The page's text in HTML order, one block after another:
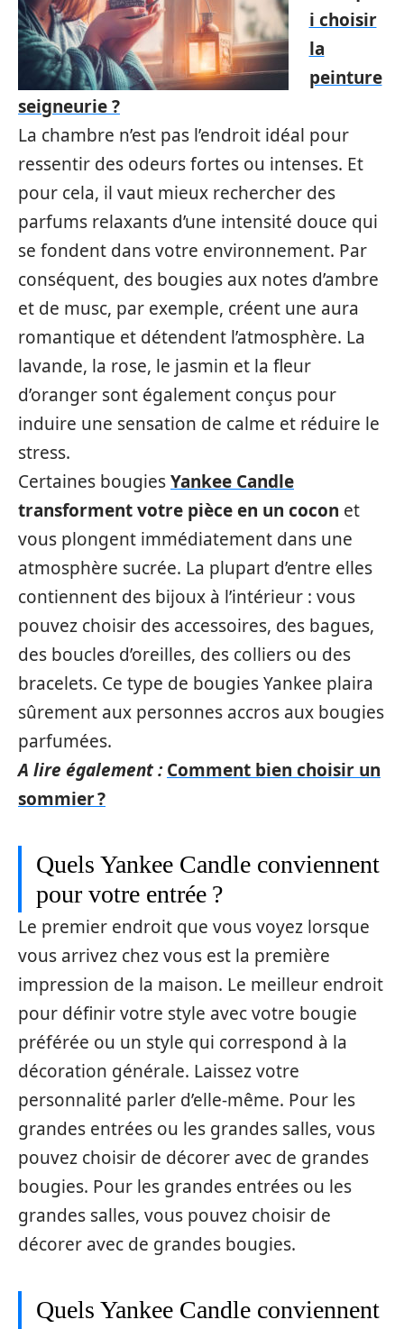
i choisir
la
peinture
seigneurie ?
La chambre n’est pas l’endroit idéal pour
ressentir des odeurs fortes ou intenses. Et
pour cela, il vaut mieux rechercher des
parfums relaxants d’une intensité douce qui
se fondent dans votre environnement. Par
conséquent, des bougies aux notes d’ambre
et de musc, par exemple, créent une aura
romantique et détendent l’atmosphère. La
lavande, la rose, le jasmin et la fleur
d’oranger sont également conçus pour
induire une sensation de calme et réduire le
stress.
Certaines bougiesYankee Candle
transforment votre pièce en un cocon et
vous plongent immédiatement dans une
atmosphère sucrée. La plupart d’entre elles
contiennent des bijoux à l’intérieur : vous
pouvez choisir des accessoires, des bagues,
des boucles d’oreilles, des colliers ou des
bracelets. Ce type de bougies Yankee plaira
sûrement aux personnes accros aux bougies
parfumées.
A lire également : Comment bien choisir un
sommier ?
Quels Yankee Candle conviennent
pour votre entrée ?
Le premier endroit que vous voyez lorsque
vous arrivez chez vous est la première
impression de la maison. Le meilleur endroit
pour définir votre style avec votre bougie
préférée ou un style qui correspond à la
décoration générale. Laissez votre
personnalité parler d’elle-même. Pour les
grandes entrées ou les grandes salles, vous
pouvez choisir de décorer avec de grandes
bougies. Pour les grandes entrées ou les
grandes salles, vous pouvez choisir de
décorer avec de grandes bougies.
Quels Yankee Candle conviennent